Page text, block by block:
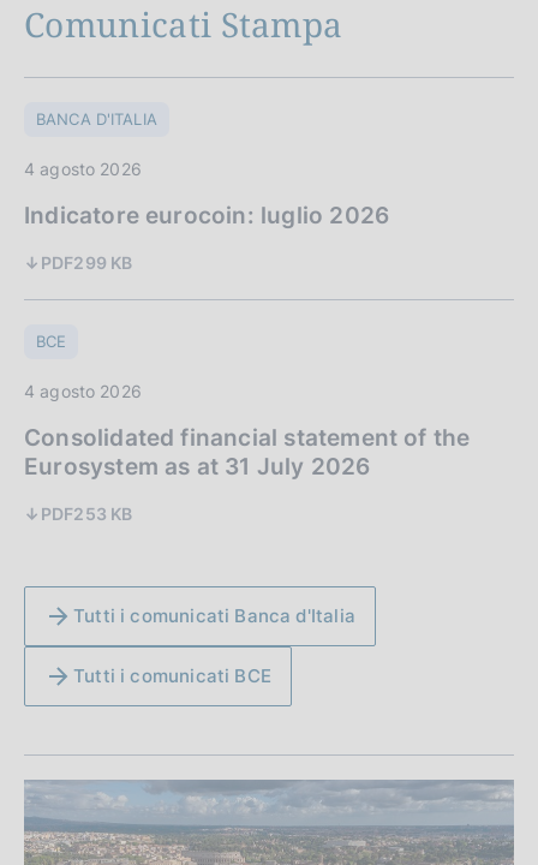
Comunicati Stampa
BANCA D'ITALIA
4 agosto 2026
Indicatore eurocoin: luglio 2026
PDF299 KB
BCE
4 agosto 2026
Consolidated financial statement of the
Eurosystem as at 31 July 2026
PDF253 KB
Tutti i comunicati Banca d'Italia
Tutti i comunicati BCE